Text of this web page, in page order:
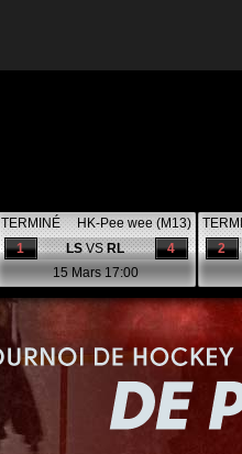
TERMINÉ
HK-Pee wee (M13)
4
1 LSVSRL
15 Mars 17:00
2